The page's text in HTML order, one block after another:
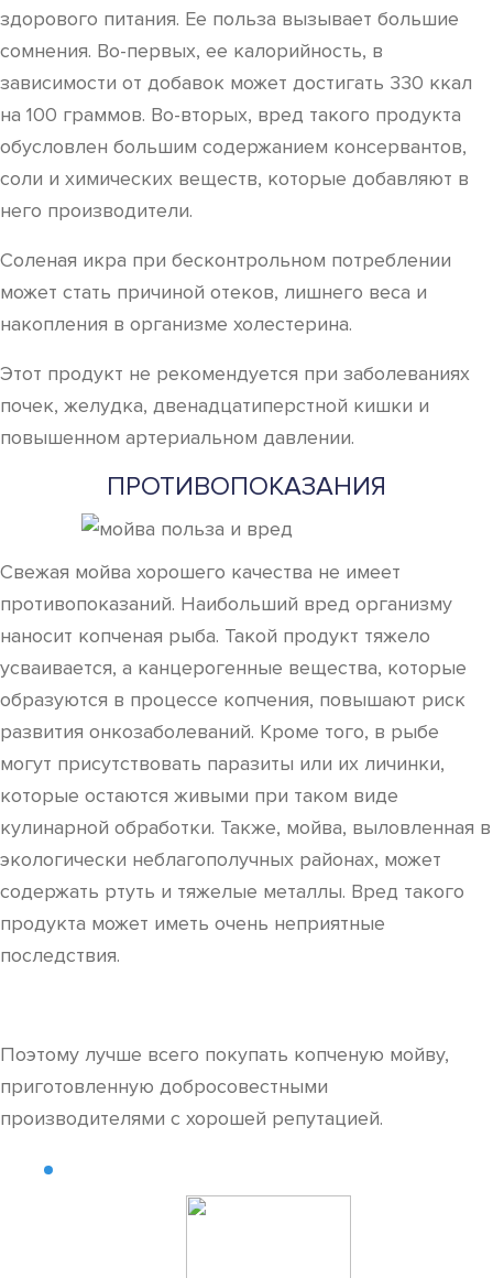
здорового питания. Ее польза вызывает большие
сомнения. Во-первых, ее калорийность, в
зависимости от добавок может достигать 330 ккал
на 100 граммов. Во-вторых, вред такого продукта
обусловлен большим содержанием консервантов,
соли и химических веществ, которые добавляют в
него производители.
Соленая икра при бесконтрольном потреблении
может стать причиной отеков, лишнего веса и
накопления в организме холестерина.
Этот продукт не рекомендуется при заболеваниях
почек, желудка, двенадцатиперстной кишки и
повышенном артериальном давлении.
ПРОТИВОПОКАЗАНИЯ
Свежая мойва хорошего качества не имеет
противопоказаний. Наибольший вред организму
наносит копченая рыба. Такой продукт тяжело
усваивается, а канцерогенные вещества, которые
образуются в процессе копчения, повышают риск
развития онкозаболеваний. Кроме того, в рыбе
могут присутствовать паразиты или их личинки,
которые остаются живыми при таком виде
кулинарной обработки. Также, мойва, выловленная в
экологически неблагополучных районах, может
содержать ртуть и тяжелые металлы. Вред такого
продукта может иметь очень неприятные
последствия.
Поэтому лучше всего покупать копченую мойву,
приготовленную добросовестными
производителями с хорошей репутацией.